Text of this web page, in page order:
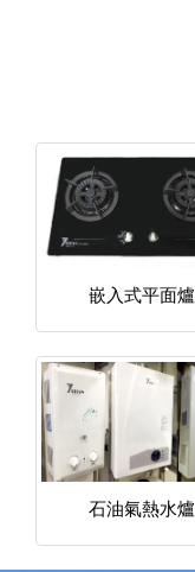
嵌入式平面爐
石油氣熱水爐